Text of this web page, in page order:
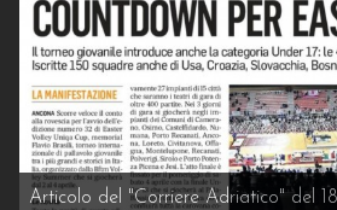
Articolo del "Corriere Adriatico" del